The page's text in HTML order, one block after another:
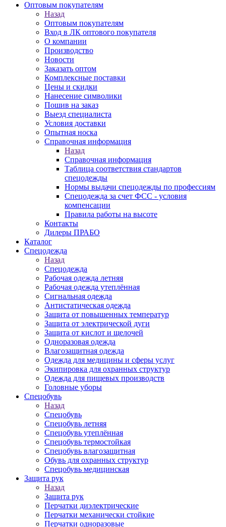
Оптовым покупателям
Назад
Оптовым покупателям
Вход в ЛК оптового покупателя
О компании
Производство
Новости
Заказать оптом
Комплексные поставки
Цены и скидки
Нанесение символики
Пошив на заказ
Выезд специалиста
Условия доставки
Опытная носка
Справочная информация
Назад
Справочная информация
Таблица соответствия стандартов
спецодежды
Нормы выдачи спецодежды по профессиям
Спецодежда за счет ФСС - условия
компенсации
Правила работы на высоте
Контакты
Дилеры ПРАБО
Каталог
Спецодежда
Назад
Спецодежда
Рабочая одежда летняя
Рабочая одежда утеплённая
Сигнальная одежда
Антистатическая одежда
Защита от повышенных температур
Защита от электрической дуги
Защита от кислот и щелочей
Одноразовая одежда
Влагозащитная одежда
Одежда для медицины и сферы услуг
Экипировка для охранных структур
Одежда для пищевых производств
Головные уборы
Спецобувь
Назад
Спецобувь
Спецобувь летняя
Спецобувь утеплённая
Спецобувь термостойкая
Спецобувь влагозащитная
Обувь для охранных структур
Спецобувь медицинская
Защита рук
Назад
Защита рук
Перчатки диэлектрические
Перчатки механически стойкие
Перчатки одноразовые